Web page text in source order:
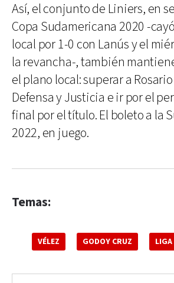
Así, el conjunto de Liniers, en
Copa Sudamericana 2020 -
local por 1-0 con Lanús y el
la revancha-, también
el plano local: superar a
Defensa y Justicia e ir por el
final por el título. El boleto a la
2022, en juego.
Temas:
VÉLEZ GODOY CRUZ